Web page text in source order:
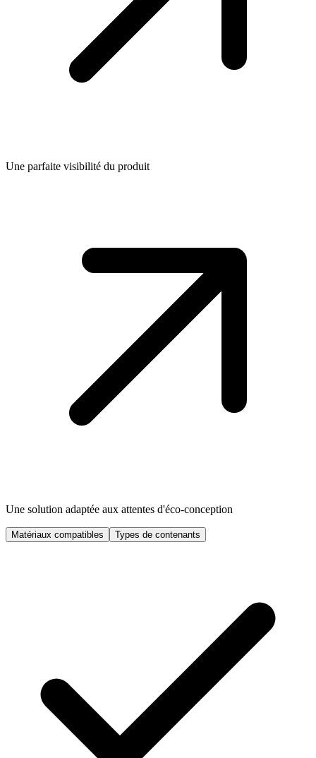
Une parfaite visibilité du produit
Une solution adaptée aux attentes d'éco-conception
Matériaux compatibles Types de contenants